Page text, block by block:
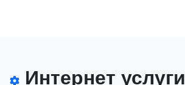
Интернет услуги